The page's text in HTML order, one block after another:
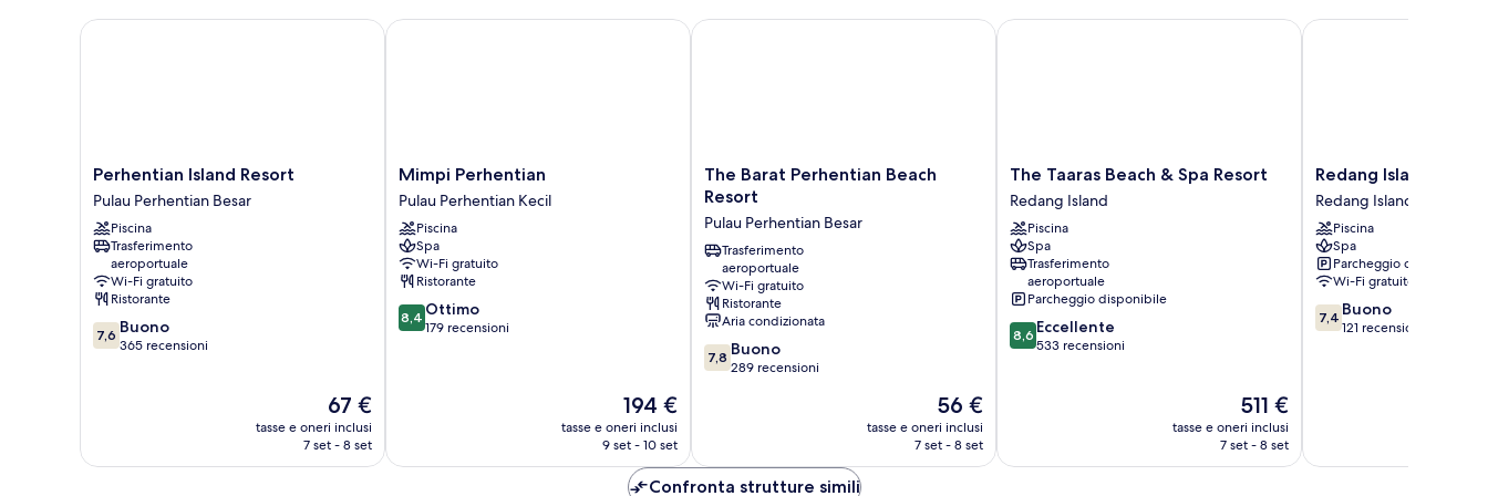
vista
parziale
Perhentian
Island
Resort
Pulau
Perhentian
Besar
Perhentian Island Resort
Pulau Perhentian Besar
Piscina
Trasferimento
aeroportuale
Wi-Fi gratuito
Ristorante
7.6
su
7,6 Buono
365 recensioni
Il
prezzo
attuale
67 €
tasse e oneri inclusi
7 set - 8 set
Perhentian Island Resort
Mimpi
Perhentian
Pulau
Perhentian
Kecil
Mimpi Perhentian
Pulau Perhentian Kecil
Piscina
Spa
Wi-Fi gratuito
Ristorante
8.4
su
8,4 Ottimo
179 recensioni
Il
prezzo
attuale
194 €
194 €
tasse e oneri inclusi
9 set - 10 set
Mimpi Perhentian
The
Barat
Beach
Resort
Pulau
Perhentian
Besar
The Barat Perhentian Beach
Resort
Pulau Perhentian Besar
Trasferimento
aeroportuale
Wi-Fi gratuito
Ristorante
Aria condizionata
7.8
su
7,8 Buono
289 recensioni
Il
prezzo
attuale
56 €
tasse e oneri inclusi
7 set - 8 set
The Barat Perhentian Beach Resort
The
Taaras
Beach
&
Spa
Resort
Redang
Island
The Taaras Beach & Spa Resort
Redang Island
Piscina
Spa
Trasferimento
aeroportuale
Parcheggio disponibile
8.6
su
8,6 Eccellente
533 recensioni
Il
prezzo
attuale
511 €
tasse e oneri inclusi
7 set - 8 set
The Taaras Beach & Spa Resort
Redang
Island
Resort
Redang
Island
Redang Island Resort
Redang Island
Piscina
Spa
Parcheggio disponibile
Wi-Fi gratuito
7.4
su
7,4 Buono
121 recensioni
Redang Island Resort
Confronta strutture simili